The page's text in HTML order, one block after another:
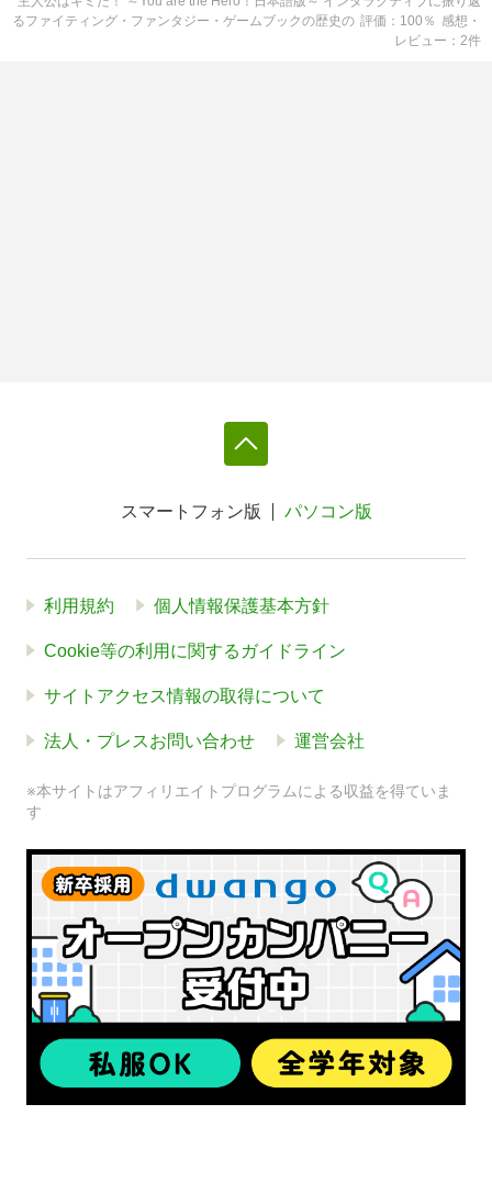
るファイティング・ファンタジー・ゲームブックの歴史の 評価 100 ％ 感想・
レビュー
2件
スマートフォン版 パソコン版
利用規約 個人情報保護基本方針
Cookie等の利用に関するガイドライン
サイトアクセス情報の取得について
法人・プレスお問い合わせ 運営会社
※本サイトはアフィリエイトプログラムによる収益を得ていま
す